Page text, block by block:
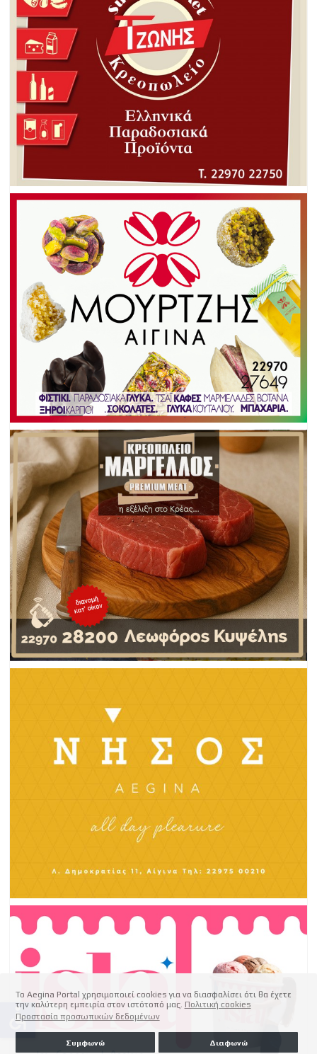
Το Aegina Portal χρησιμοποιεί cookies για να διασφαλίσει ότι θα έχετε
την καλύτερη εμπειρία στον ιστότοπό μας. Πολιτική cookies
Προστασία προσωπικών δεδομένων
Συμφωνώ Διαφωνώ
accessible